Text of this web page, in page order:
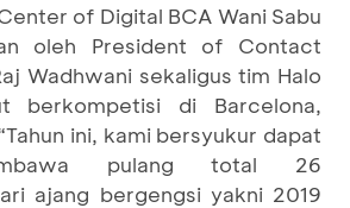
of Digital BCA Wani Sabu
oleh President of Contact
Wadhwani sekaligus tim Halo
berkompetisi di Barcelona,
ini, kami bersyukur dapat
pulang total 26
ajang bergengsi yakni 2019